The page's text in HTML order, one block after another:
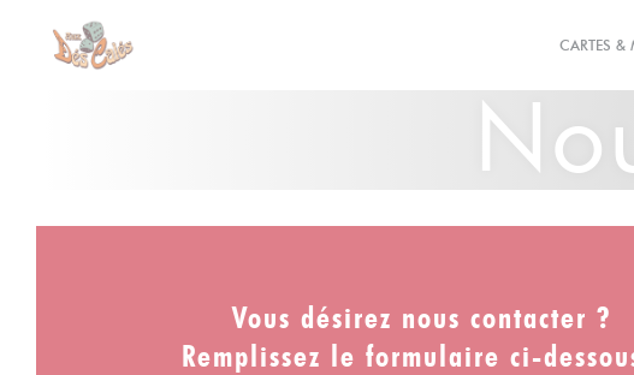
Personnalisation de vos choix en matière de cookies
CARTES &
Vous désirez nous contacter ?
Remplissez le formulaire ci-